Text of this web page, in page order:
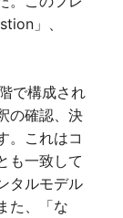
」、
で構成され
の確認、決
。これはコ
も一致して
タルモデル
た、「な